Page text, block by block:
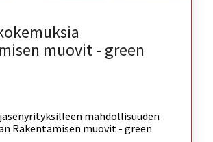
muovit - green
mahdollisuuden
Rakentamisen muovit - green